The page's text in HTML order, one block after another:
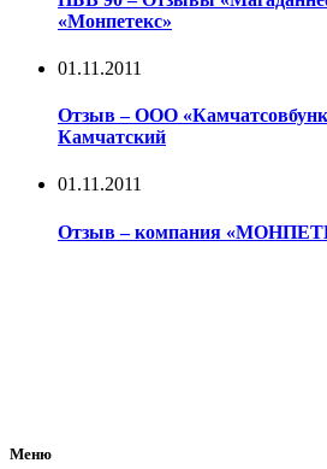
«Монпетекс»
01.11.2011
Отзыв – ООО
Камчатский
01.11.2011
Отзыв – компания
Меню